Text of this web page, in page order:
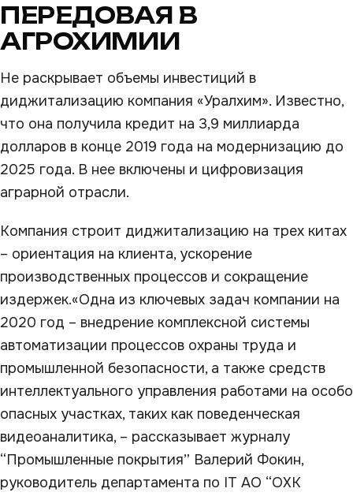
ПЕРЕДОВАЯ В
АГРОХИМИИ
Не раскрывает объемы инвестиций в
диджитализацию компания «Уралхим». Известно,
что она получила кредит на 3,9 миллиарда
долларов в конце 2019 года на модернизацию до
2025 года. В нее включены и цифровизация
аграрной отрасли.
Компания строит диджитализацию на трех китах
– ориентация на клиента, ускорение
производственных процессов и сокращение
издержек.«Одна из ключевых задач компании на
2020 год – внедрение комплексной системы
автоматизации процессов охраны труда и
промышленной безопасности, а также средств
интеллектуального управления работами на особо
опасных участках, таких как поведенческая
видеоаналитика, – рассказывает журналу
“Промышленные покрытия” Валерий Фокин,
руководитель департамента по IT АО “ОХК